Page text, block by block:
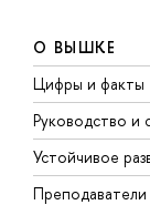
О ВЫШКЕ
Цифры и факты
Руководство и
Устойчивое